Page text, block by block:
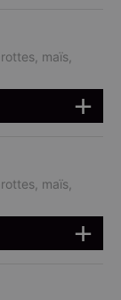
maïs,
maïs,